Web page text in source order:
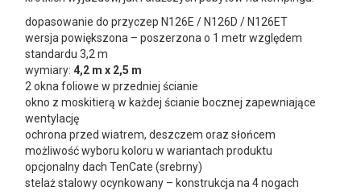
dopasowanie do przyczep N126E / N126D / N126ET
wersja powiększona – poszerzona o 1 metr względem
standardu 3,2 m
wymiary: 4,2 m x 2,5 m
2 okna foliowe w przedniej ścianie
okno z moskitierą w każdej ścianie bocznej zapewniające
wentylację
ochrona przed wiatrem, deszczem oraz słońcem
możliwość wyboru koloru w wariantach produktu
opcjonalny dach TenCate (srebrny)
stelaż stalowy ocynkowany – konstrukcja na 4 nogach